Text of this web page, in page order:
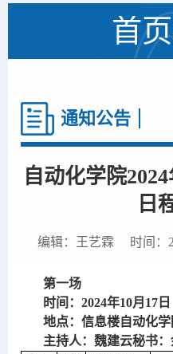
首
通知公告
自动化学院
日
编辑：王艺霖 时间：
第一场
时间：2024年10月17
地点：信息楼自动化学
主持人：魏建云秘书